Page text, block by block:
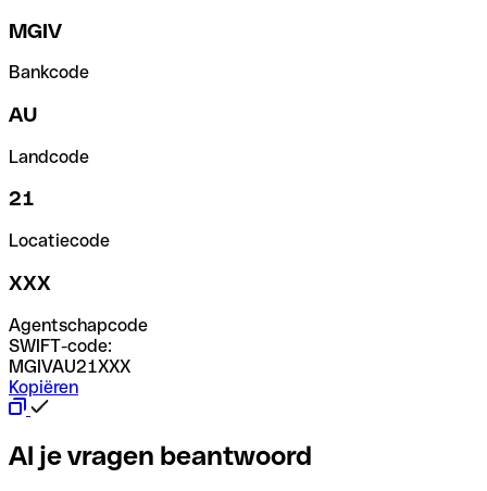
MGIV
Bankcode
AU
Landcode
21
Locatiecode
XXX
Agentschapcode
SWIFT-code:
MGIVAU21XXX
Kopiëren
Al je vragen beantwoord